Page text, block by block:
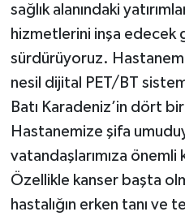
sağlık alanındaki
hizmetlerini inşa edecek
sürdürüyoruz.
nesil dijital PET/BT
Batı Karadeniz’in dört
Hastanemize şifa
vatandaşlarımıza önemli
Özellikle kanser başta
hastalığın erken tanı ve